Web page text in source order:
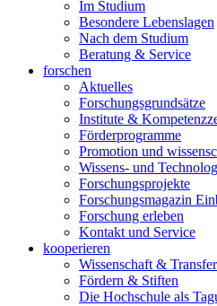
Im Studium
Besondere Lebenslagen
Nach dem Studium
Beratung & Service
forschen
Aktuelles
Forschungsgrundsätze
Institute &
Förderprogramme
Promotion und
Wissens- und
Forschungsprojekte
Forschungsmagazin
Forschung erleben
Kontakt und Service
kooperieren
Wissenschaft & Transfer
Fördern & Stiften
Die Hochschule als